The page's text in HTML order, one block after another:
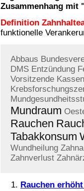
Zusammenhang mit
Definition
funktionelle
Abbaus
DMS Entzündung
Vorsitzende
Mundraum
Rauchen
Tabakkonsum
Wundheilung
Zahnverlust
Rauchen